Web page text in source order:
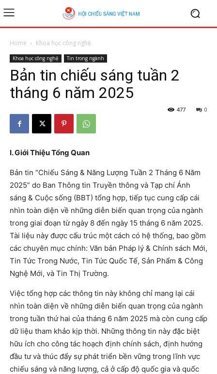
Home Khoa học công nghệ
Khoa học công nghệ Tin trong ngành
Bản tin chiếu sáng tuần 2
tháng 6 năm 2025
0
477
I. Giới Thiệu Tổng Quan
Bản tin “Chiếu Sáng & Năng Lượng Tuần 2 Tháng 6 Năm
2025” do Ban Thông tin Truyền thông và Tạp chí Ánh
sáng & Cuộc sống (BBT) tổng hợp, tiếp tục cung cấp cái
nhìn toàn diện về những diễn biến quan trọng của ngành
trong giai đoạn từ ngày 8 đến ngày 15 tháng 6 năm 2025.
Tài liệu này được cấu trúc một cách có hệ thống, bao gồm
các chuyên mục chính: Văn bản Pháp lý & Chính sách Mới,
Tin Tức Trong Nước, Tin Tức Quốc Tế, Sản Phẩm & Công
Nghệ Mới, và Tin Thị Trường.
Việc tổng hợp các thông tin này không chỉ mang lại cái
nhìn toàn diện về những diễn biến quan trọng của ngành
trong tuần thứ hai của tháng 6 năm 2025 mà còn cung cấp
dữ liệu tham khảo kịp thời. Những thông tin này đặc biệt
hữu ích cho công tác hoạch định chính sách, định hướng
đầu tư và thúc đẩy sự phát triển bền vững trong lĩnh vực
chiếu sáng và năng lượng, cả ở cấp độ quốc gia và quốc